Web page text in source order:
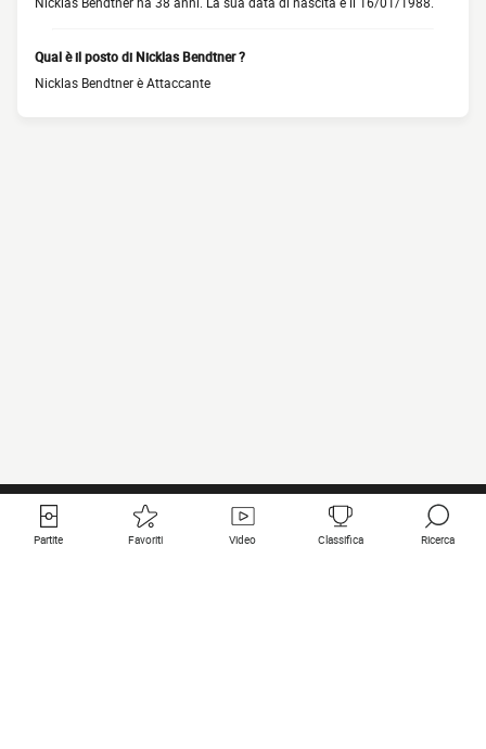
Qual è il posto di Nicklas Bendtner ?
Nicklas Bendtner è Attaccante
Partite Favoriti Video Classifica Ricerca